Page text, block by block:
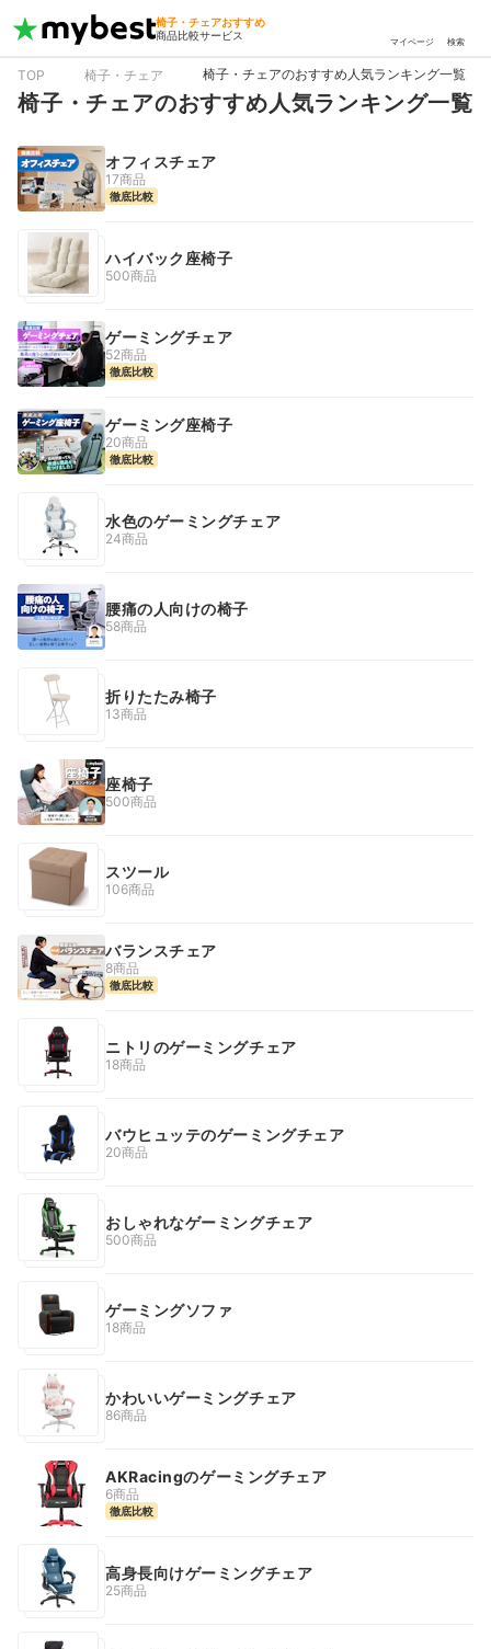
椅子・チェアおすすめ
商品比較サービス
マイページ 検索
TOP 椅子・チェア 椅子・チェアのおすすめ人気ランキング一覧
椅子・チェアのおすすめ人気ランキング一覧
オフィスチェア
17商品
徹底比較
ハイバック座椅子
500商品
ゲーミングチェア
52商品
徹底比較
ゲーミング座椅子
20商品
徹底比較
水色のゲーミングチェア
24商品
腰痛の人向けの椅子
58商品
折りたたみ椅子
13商品
座椅子
500商品
スツール
106商品
バランスチェア
8商品
徹底比較
ニトリのゲーミングチェア
18商品
バウヒュッテのゲーミングチェア
20商品
おしゃれなゲーミングチェア
500商品
ゲーミングソファ
18商品
かわいいゲーミングチェア
86商品
AKRacingのゲーミングチェア
6商品
徹底比較
高身長向けゲーミングチェア
25商品